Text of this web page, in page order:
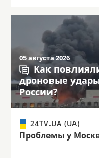
05 августа 2026
Как
дроновые
России?
24TV.UA (UA)
Проблемы у